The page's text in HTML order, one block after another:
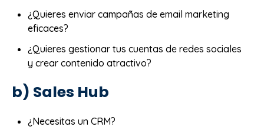
¿Quieres enviar campañas de email marketing
eficaces?
¿Quieres gestionar tus cuentas de redes sociales
y crear contenido atractivo?
b) Sales Hub
¿Necesitas un CRM?